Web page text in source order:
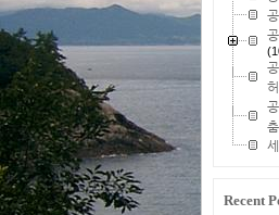
Recent